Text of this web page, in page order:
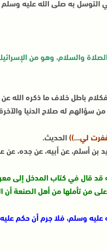
التوسل به صلى الله عليه
والسلام، وهو من
فكلام باطل خلاف ما ذكره الله عن
له صلاح الدنيا والآخرة" -
لي...))الحديث.
عبد الرحمن بن زيد بن أسلم، عن أبيه،
قد قال في كتاب المدخل إلى
من تأملها من أهل الصنعة أن
وسلم، فلا جرم أن حكم عليه